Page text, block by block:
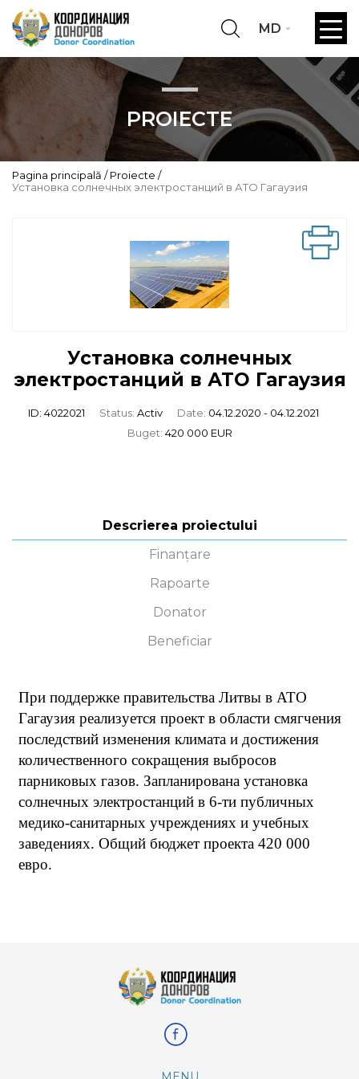
MD
PROIECTE
Pagina principală
Proiecte
Установка солнечных электростанций в АТО Гагаузия
Установка солнечных
электростанций в АТО Гагаузия
ID: 4022021 Status: Activ Date: 04.12.2020 - 04.12.2021
Buget: 420 000 EUR
Descrierea proiectului
Finanțare
Rapoarte
Donator
Beneficiar
При поддержке правительства Литвы в АТО
Гагаузия реализуется проект в области смягчения
последствий изменения климата и достижения
количественного сокращения выбросов
парниковых газов. Запланирована установка
солнечных электростанций в 6-ти публичных
медико-санитарных учреждениях и учебных
заведениях. Общий бюджет проекта 420 000
евро.